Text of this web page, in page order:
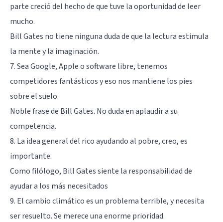
parte creció del hecho de que tuve la oportunidad de leer
mucho.
Bill Gates no tiene ninguna duda de que la lectura estimula
la mente y la imaginación.
7. Sea Google, Apple o software libre, tenemos
competidores fantásticos y eso nos mantiene los pies
sobre el suelo.
Noble frase de Bill Gates. No duda en aplaudir a su
competencia.
8. La idea general del rico ayudando al pobre, creo, es
importante.
Como filólogo, Bill Gates siente la responsabilidad de
ayudar a los más necesitados
9. El cambio climático es un problema terrible, y necesita
ser resuelto. Se merece una enorme prioridad.